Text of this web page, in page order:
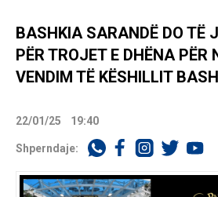
BASHKIA SARANDË DO TË
PËR TROJET E DHËNA PËR
VENDIM TË KËSHILLIT
22/01/25 19:40
Shperndaje: